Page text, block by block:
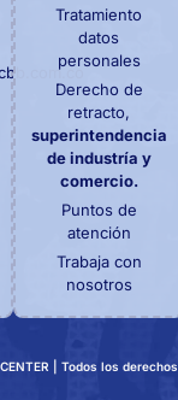
Tratamiento
datos
personales
Derecho de
retracto,
superintendencia
de industría y
comercio.
Puntos de
atención
Trabaja con
nosotros
| Todos los